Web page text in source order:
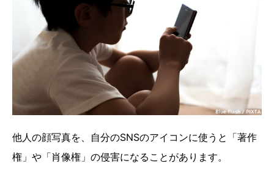
他人の顔写真を、自分のSNSのアイコンに使うと「著作
権」や「肖像権」の侵害になることがあります。